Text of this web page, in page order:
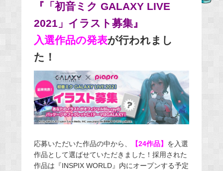
o
o
k
『「初音ミク GALAXY LIVE
2021」イラスト募集』
入選作品の発表が行われまし
た！
応募いただいた作品の中から、 【24作品】 を入選
作品として選ばせていただきました！採用された
作品は『INSPIX WORLD』内にオープンする予定